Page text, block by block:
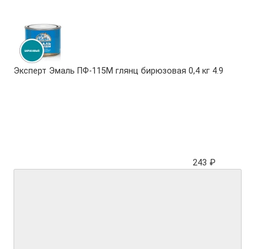
Эксперт Эмаль ПФ-115М глянц бирюзовая 0,4 кг 4.9
243 ₽